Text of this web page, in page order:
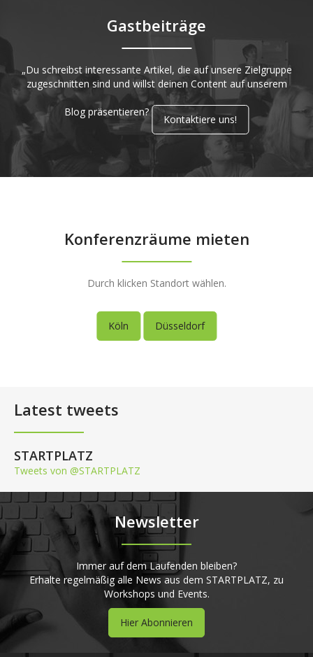
Gastbeiträge
„Du schreibst interessante Artikel, die auf unsere Zielgruppe
zugeschnitten sind und willst deinen Content auf unserem
Blog präsentieren?
Kontaktiere uns!
Konferenzräume mieten
Durch klicken Standort wählen.
Köln Düsseldorf
Latest tweets
STARTPLATZ
Tweets von @STARTPLATZ
Newsletter
Immer auf dem Laufenden bleiben?
Erhalte regelmäßig alle News aus dem STARTPLATZ, zu
Workshops und Events.
Hier Abonnieren